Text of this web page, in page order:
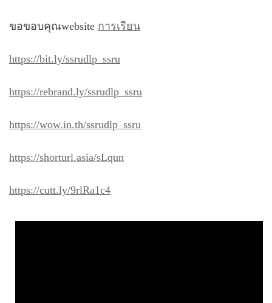
ขอขอบคุณwebsite การเรียน
https://bit.ly/ssrudlp_ssru
https://rebrand.ly/ssrudlp_ssru
https://wow.in.th/ssrudlp_ssru
https://shorturl.asia/sLqun
https://cutt.ly/9rlRa1c4